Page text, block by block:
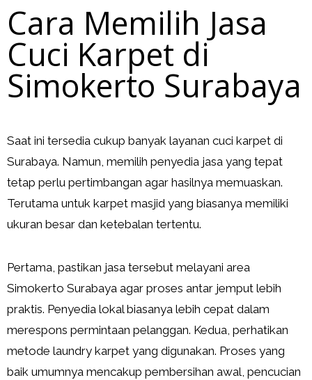
Cara Memilih Jasa
Cuci Karpet di
Simokerto Surabaya
Saat ini tersedia cukup banyak layanan cuci karpet di
Surabaya. Namun, memilih penyedia jasa yang tepat
tetap perlu pertimbangan agar hasilnya memuaskan.
Terutama untuk karpet masjid yang biasanya memiliki
ukuran besar dan ketebalan tertentu.
Pertama, pastikan jasa tersebut melayani area
Simokerto Surabaya agar proses antar jemput lebih
praktis. Penyedia lokal biasanya lebih cepat dalam
merespons permintaan pelanggan. Kedua, perhatikan
metode laundry karpet yang digunakan. Proses yang
baik umumnya mencakup pembersihan awal, pencucian